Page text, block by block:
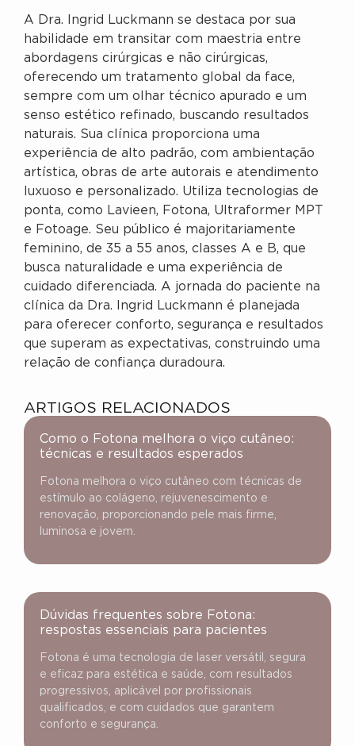
A Dra. Ingrid Luckmann se destaca por sua
habilidade em transitar com maestria entre
abordagens cirúrgicas e não cirúrgicas,
oferecendo um tratamento global da face,
sempre com um olhar técnico apurado e um
senso estético refinado, buscando resultados
naturais. Sua clínica proporciona uma
experiência de alto padrão, com ambientação
artística, obras de arte autorais e atendimento
luxuoso e personalizado. Utiliza tecnologias de
ponta, como Lavieen, Fotona, Ultraformer MPT
e Fotoage. Seu público é majoritariamente
feminino, de 35 a 55 anos, classes A e B, que
busca naturalidade e uma experiência de
cuidado diferenciada. A jornada do paciente na
clínica da Dra. Ingrid Luckmann é planejada
para oferecer conforto, segurança e resultados
que superam as expectativas, construindo uma
relação de confiança duradoura.
ARTIGOS RELACIONADOS
Como o Fotona melhora o viço cutâneo:
técnicas e resultados esperados
Fotona melhora o viço cutâneo com técnicas de
estímulo ao colágeno, rejuvenescimento e
renovação, proporcionando pele mais firme,
luminosa e jovem.
Dúvidas frequentes sobre Fotona:
respostas essenciais para pacientes
Fotona é uma tecnologia de laser versátil, segura
e eficaz para estética e saúde, com resultados
progressivos, aplicável por profissionais
qualificados, e com cuidados que garantem
conforto e segurança.